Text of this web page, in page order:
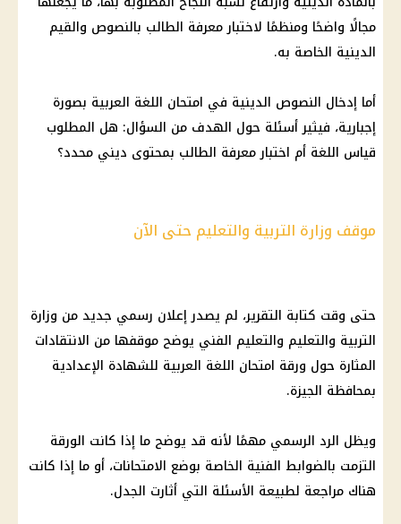
مجالًا واضحًا ومنظمًا لاختبار معرفة الطالب بالنصوص والقيم
الدينية الخاصة به.
أما إدخال النصوص الدينية في امتحان اللغة العربية بصورة
إجبارية، فيثير أسئلة حول الهدف من السؤال: هل المطلوب
قياس اللغة أم اختبار معرفة الطالب بمحتوى ديني محدد؟
موقف وزارة التربية والتعليم حتى الآن
حتى وقت كتابة التقرير، لم يصدر إعلان رسمي جديد من وزارة
التربية والتعليم والتعليم الفني يوضح موقفها من الانتقادات
المثارة حول ورقة امتحان اللغة العربية للشهادة الإعدادية
بمحافظة الجيزة.
ويظل الرد الرسمي مهمًا لأنه قد يوضح ما إذا كانت الورقة
التزمت بالضوابط الفنية الخاصة بوضع الامتحانات، أو ما إذا كانت
هناك مراجعة لطبيعة الأسئلة التي أثارت الجدل.